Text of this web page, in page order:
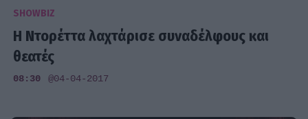
SHOWBIZ
H Ντορέττα λαχτάρισε συναδέλφους και
θεατές
08:30 @04-04-2017